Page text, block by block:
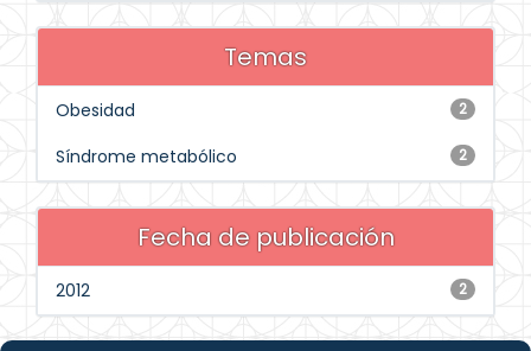
Temas
2
Obesidad
2
Síndrome metabólico
Fecha de publicación
2
2012